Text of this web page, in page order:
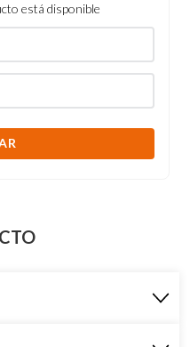
está disponible